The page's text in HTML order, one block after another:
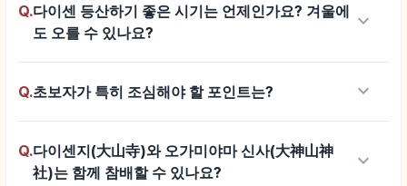
Q.다이센 등산하기 좋은 시기는 언제인가요? 겨울에
도 오를 수 있나요?
keyboard_arrow_down
Q.초보자가 특히 조심해야 할 포인트는? keyboard_arrow_down
Q.다이센지(大山寺)와 오가미야마 신사(大神山神
社)는 함께 참배할 수 있나요?
keyboard_arrow_down